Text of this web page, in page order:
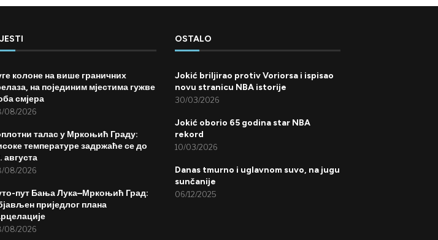
колоне на више граничних
на појединим мјестима гужве
смјера
08/2026
талас у Мркоњић Граду:
температуре задржаће се до
августа
08/2026
пут Бања Лука–Мркоњић Град:
приједлог плана
08/2026
OSTALO
Jokić briljirao protiv Voriorsa i ispisao
novu stranicu NBA istorije
30/03/2026
Jokić oborio 65 godina star NBA
rekord
10/03/2026
Danas tmurno i uglavnom suvo, na jugu
sunčanije
06/12/2025